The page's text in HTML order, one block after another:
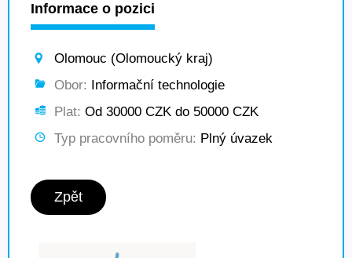
Informace o pozici
Olomouc (Olomoucký kraj)
Obor: Informační technologie
Plat: Od 30000 CZK do 50000 CZK
Typ pracovního poměru: Plný úvazek
Zpět